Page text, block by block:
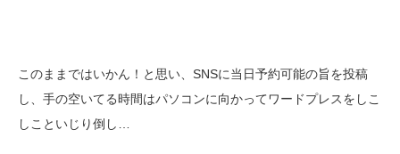
このままではいかん！と思い、SNSに当日予約可能の旨を投稿
し、手の空いてる時間はパソコンに向かってワードプレスをしこ
しこといじり倒し…